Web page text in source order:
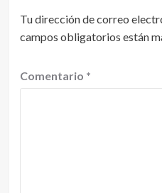
Tu dirección de correo
campos obligatorios están
Comentario *